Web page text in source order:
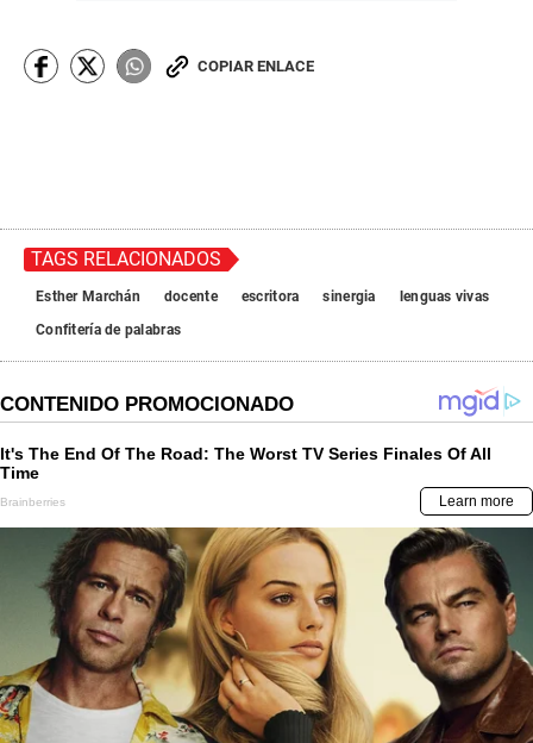
COPIAR ENLACE
TAGS RELACIONADOS
Esther Marchán docente escritora sinergia
lenguas vivas
Confitería de palabras